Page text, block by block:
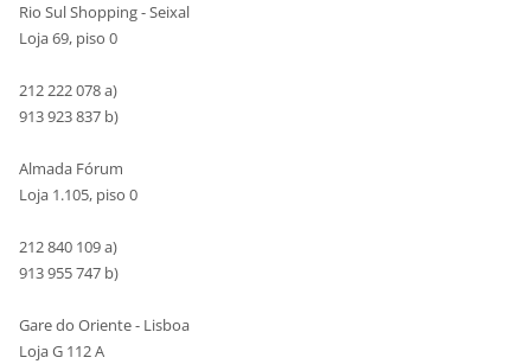
Rio Sul Shopping - Seixal
Loja 69, piso 0
212 222 078 a)
913 923 837 b)
Almada Fórum
Loja 1.105, piso 0
212 840 109 a)
913 955 747 b)
Gare do Oriente - Lisboa
Loja G 112 A